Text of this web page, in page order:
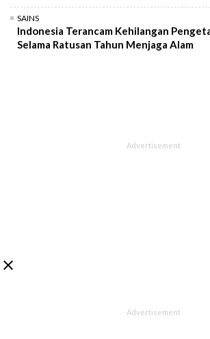
SAINS
Indonesia Terancam Kehilangan
Selama Ratusan Tahun Menjaga Alam
